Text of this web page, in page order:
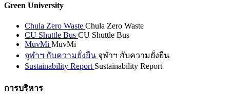
Green University
Chula Zero Waste Chula Zero Waste
CU Shuttle Bus CU Shuttle Bus
MuvMi MuvMi
จุฬาฯ กับความยั่งยืน จุฬาฯ กับความยั่งยืน
Sustainability Report Sustainability Report
การบริหาร